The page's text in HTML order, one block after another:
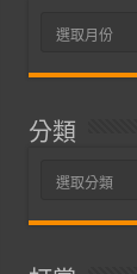
彙
分類
分